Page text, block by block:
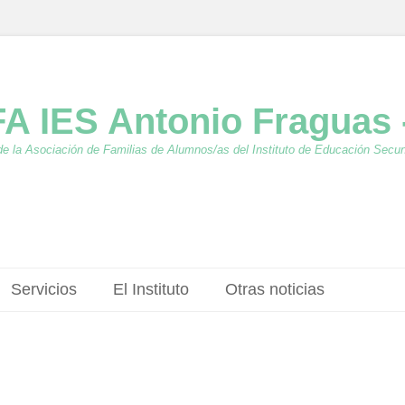
IES Antonio Fraguas
la Asociación de Familias de Alumnos/as del Instituto de Educación
Servicios El Instituto Otras noticias